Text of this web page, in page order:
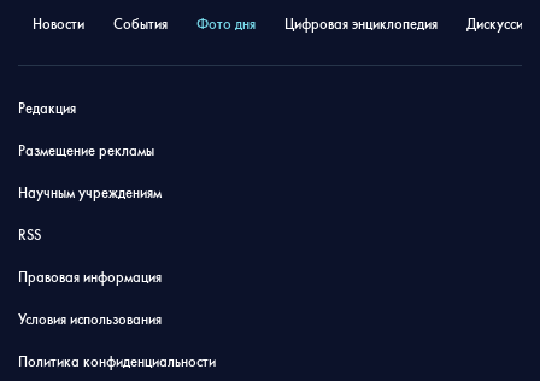
Новости События Фото дня Цифровая энциклопедия
Редакция
Размещение рекламы
Научным учреждениям
RSS
Правовая информация
Условия использования
Политика конфиденциальности